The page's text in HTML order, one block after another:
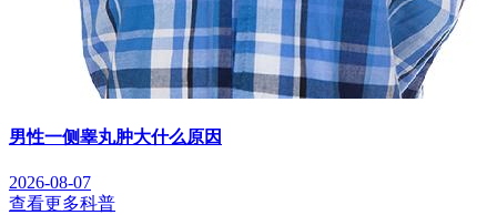
男性一侧睾丸肿大什么原因
2026-08-07
查看更多科普